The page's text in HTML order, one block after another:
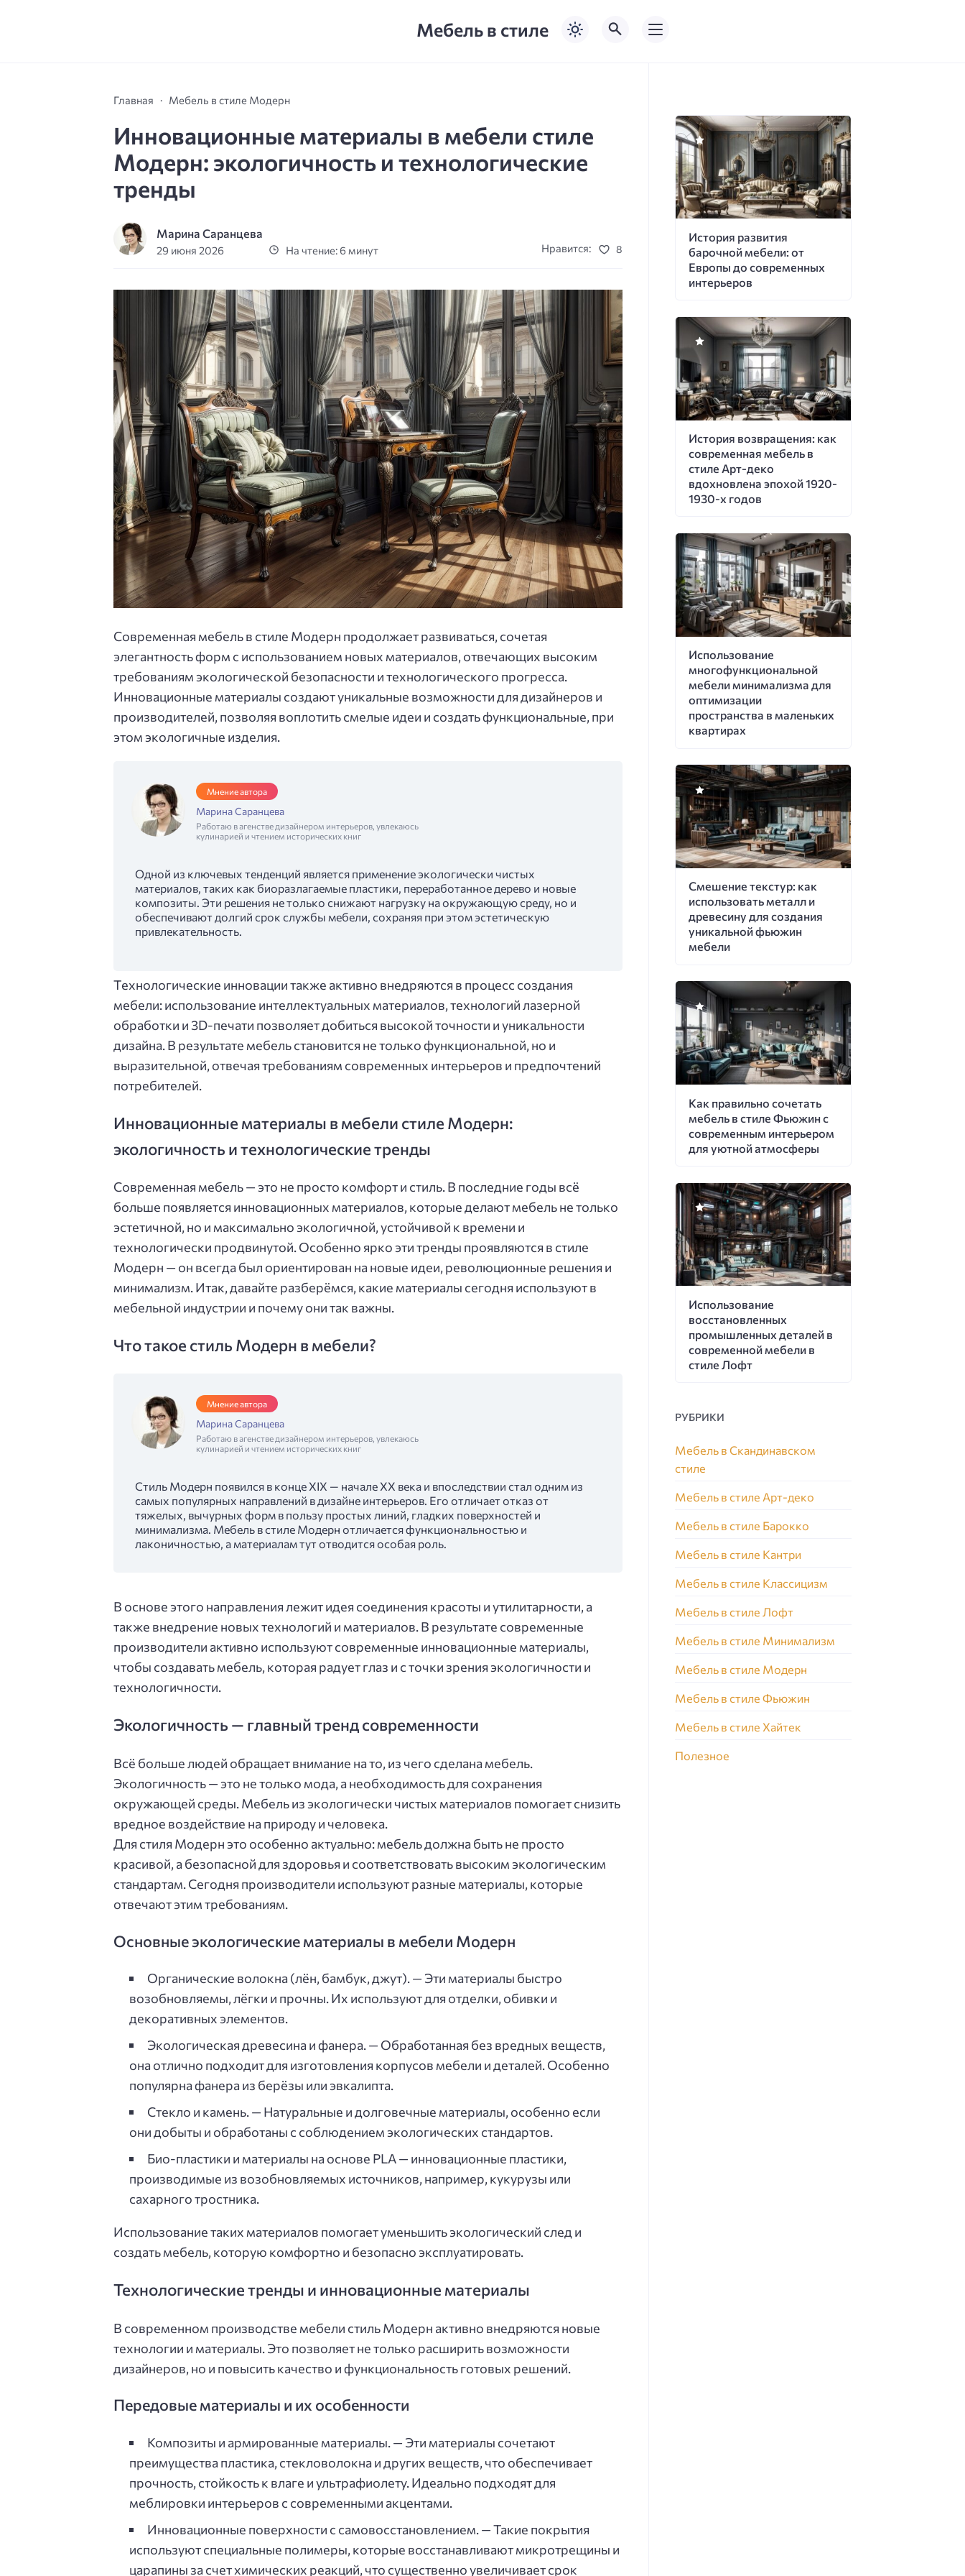
Мебель в стиле
Главная Мебель в стиле Модерн
Инновационные материалы в мебели стиле
Модерн: экологичность и технологические
тренды
Марина Саранцева
29 июня 2026 На чтение: 6 минут Нравится: 8
Современная мебель в стиле Модерн продолжает развиваться, сочетая
элегантность форм с использованием новых материалов, отвечающих высоким
требованиям экологической безопасности и технологического прогресса.
Инновационные материалы создают уникальные возможности для дизайнеров и
производителей, позволяя воплотить смелые идеи и создать функциональные, при
этом экологичные изделия.
Мнение автора
Марина Саранцева
Работаю в агенстве дизайнером интерьеров, увлекаюсь
кулинарией и чтением исторических книг
Одной из ключевых тенденций является применение экологически чистых
материалов, таких как биоразлагаемые пластики, переработанное дерево и новые
композиты. Эти решения не только снижают нагрузку на окружающую среду, но и
обеспечивают долгий срок службы мебели, сохраняя при этом эстетическую
привлекательность.
Технологические инновации также активно внедряются в процесс создания
мебели: использование интеллектуальных материалов, технологий лазерной
обработки и 3D-печати позволяет добиться высокой точности и уникальности
дизайна. В результате мебель становится не только функциональной, но и
выразительной, отвечая требованиям современных интерьеров и предпочтений
потребителей.
Инновационные материалы в мебели стиле Модерн:
экологичность и технологические тренды
Современная мебель — это не просто комфорт и стиль. В последние годы всё
больше появляется инновационных материалов, которые делают мебель не только
эстетичной, но и максимально экологичной, устойчивой к времени и
технологически продвинутой. Особенно ярко эти тренды проявляются в стиле
Модерн — он всегда был ориентирован на новые идеи, революционные решения и
минимализм. Итак, давайте разберёмся, какие материалы сегодня используют в
мебельной индустрии и почему они так важны.
Что такое стиль Модерн в мебели?
Мнение автора
Марина Саранцева
Работаю в агенстве дизайнером интерьеров, увлекаюсь
кулинарией и чтением исторических книг
Стиль Модерн появился в конце XIX — начале XX века и впоследствии стал одним из
самых популярных направлений в дизайне интерьеров. Его отличает отказ от
тяжелых, вычурных форм в пользу простых линий, гладких поверхностей и
минимализма. Мебель в стиле Модерн отличается функциональностью и
лаконичностью, а материалам тут отводится особая роль.
В основе этого направления лежит идея соединения красоты и утилитарности, а
также внедрение новых технологий и материалов. В результате современные
производители активно используют современные инновационные материалы,
чтобы создавать мебель, которая радует глаз и с точки зрения экологичности и
технологичности.
Экологичность — главный тренд современности
Всё больше людей обращает внимание на то, из чего сделана мебель.
Экологичность — это не только мода, а необходимость для сохранения
окружающей среды. Мебель из экологически чистых материалов помогает снизить
вредное воздействие на природу и человека.
Для стиля Модерн это особенно актуально: мебель должна быть не просто
красивой, а безопасной для здоровья и соответствовать высоким экологическим
стандартам. Сегодня производители используют разные материалы, которые
отвечают этим требованиям.
Основные экологические материалы в мебели Модерн
Органические волокна (лён, бамбук, джут). — Эти материалы быстро
возобновляемы, лёгки и прочны. Их используют для отделки, обивки и
декоративных элементов.
Экологическая древесина и фанера. — Обработанная без вредных веществ,
она отлично подходит для изготовления корпусов мебели и деталей. Особенно
популярна фанера из берёзы или эвкалипта.
Стекло и камень. — Натуральные и долговечные материалы, особенно если
они добыты и обработаны с соблюдением экологических стандартов.
Био-пластики и материалы на основе PLA — инновационные пластики,
производимые из возобновляемых источников, например, кукурузы или
сахарного тростника.
Использование таких материалов помогает уменьшить экологический след и
создать мебель, которую комфортно и безопасно эксплуатировать.
Технологические тренды и инновационные материалы
В современном производстве мебели стиль Модерн активно внедряются новые
технологии и материалы. Это позволяет не только расширить возможности
дизайнеров, но и повысить качество и функциональность готовых решений.
Передовые материалы и их особенности
Композиты и армированные материалы. — Эти материалы сочетают
преимущества пластика, стекловолокна и других веществ, что обеспечивает
прочность, стойкость к влаге и ультрафиолету. Идеально подходят для
меблировки интерьеров с современными акцентами.
Инновационные поверхности с самовосстановлением. — Такие покрытия
используют специальные полимеры, которые восстанавливают микротрещины и
царапины за счет химических реакций, что существенно увеличивает срок
История развития
барочной мебели: от
Европы до современных
интерьеров
История возвращения: как
современная мебель в
стиле Арт-деко
вдохновлена эпохой 1920-
1930-х годов
Использование
многофункциональной
мебели минимализма для
оптимизации
пространства в маленьких
квартирах
Смешение текстур: как
использовать металл и
древесину для создания
уникальной фьюжин
мебели
Как правильно сочетать
мебель в стиле Фьюжин с
современным интерьером
для уютной атмосферы
Использование
восстановленных
промышленных деталей в
современной мебели в
стиле Лофт
РУБРИКИ
Мебель в Скандинавском
стиле
Мебель в стиле Арт-деко
Мебель в стиле Барокко
Мебель в стиле Кантри
Мебель в стиле Классицизм
Мебель в стиле Лофт
Мебель в стиле Минимализм
Мебель в стиле Модерн
Мебель в стиле Фьюжин
Мебель в стиле Хайтек
Полезное